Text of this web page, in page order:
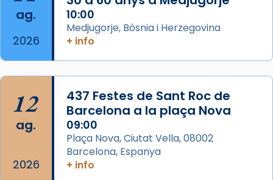
View on Facebook ·
Jaume, fill de Zebedeu, és juntament amb el
seu germà Joan i Pere un dels que
acompanyava més de prop Jesús.
Segons el llibre dels Fets (12,2) fou el primer
apòstol màrtir, decapitat a Jerusalem per
Herodes Agripa (vers l'any 44).
ag.
2026
10:00
Medjugorje, Bòsnia i Herzegovina
+ info
12
ag.
2026
437 Festes de Sant Roc de
Barcelona a la plaça Nova
09:00
Plaça Nova, Ciutat Vella, 08002
Barcelona, Espanya
+ info